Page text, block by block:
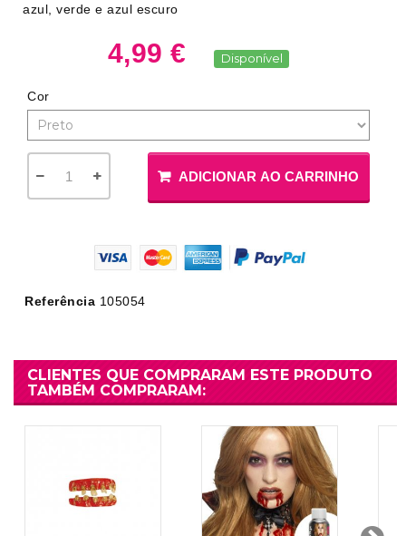
azul, verde e azul escuro
4,99 € Disponível
Cor
ADICIONAR AO CARRINHO
Referência 105054
CLIENTES QUE COMPRARAM ESTE PRODUTO
TAMBÉM COMPRARAM: